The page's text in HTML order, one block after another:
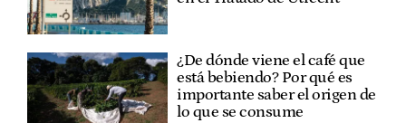
¿De dónde viene el café que
está bebiendo? Por qué es
importante saber el origen de
lo que se consume